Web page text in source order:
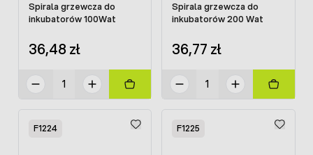
Spirala grzewcza do
inkubatorów 100Wat
36,48 zł
Spirala grzewcza do
inkubatorów 200 Wat
36,77 zł
F1224 F1225